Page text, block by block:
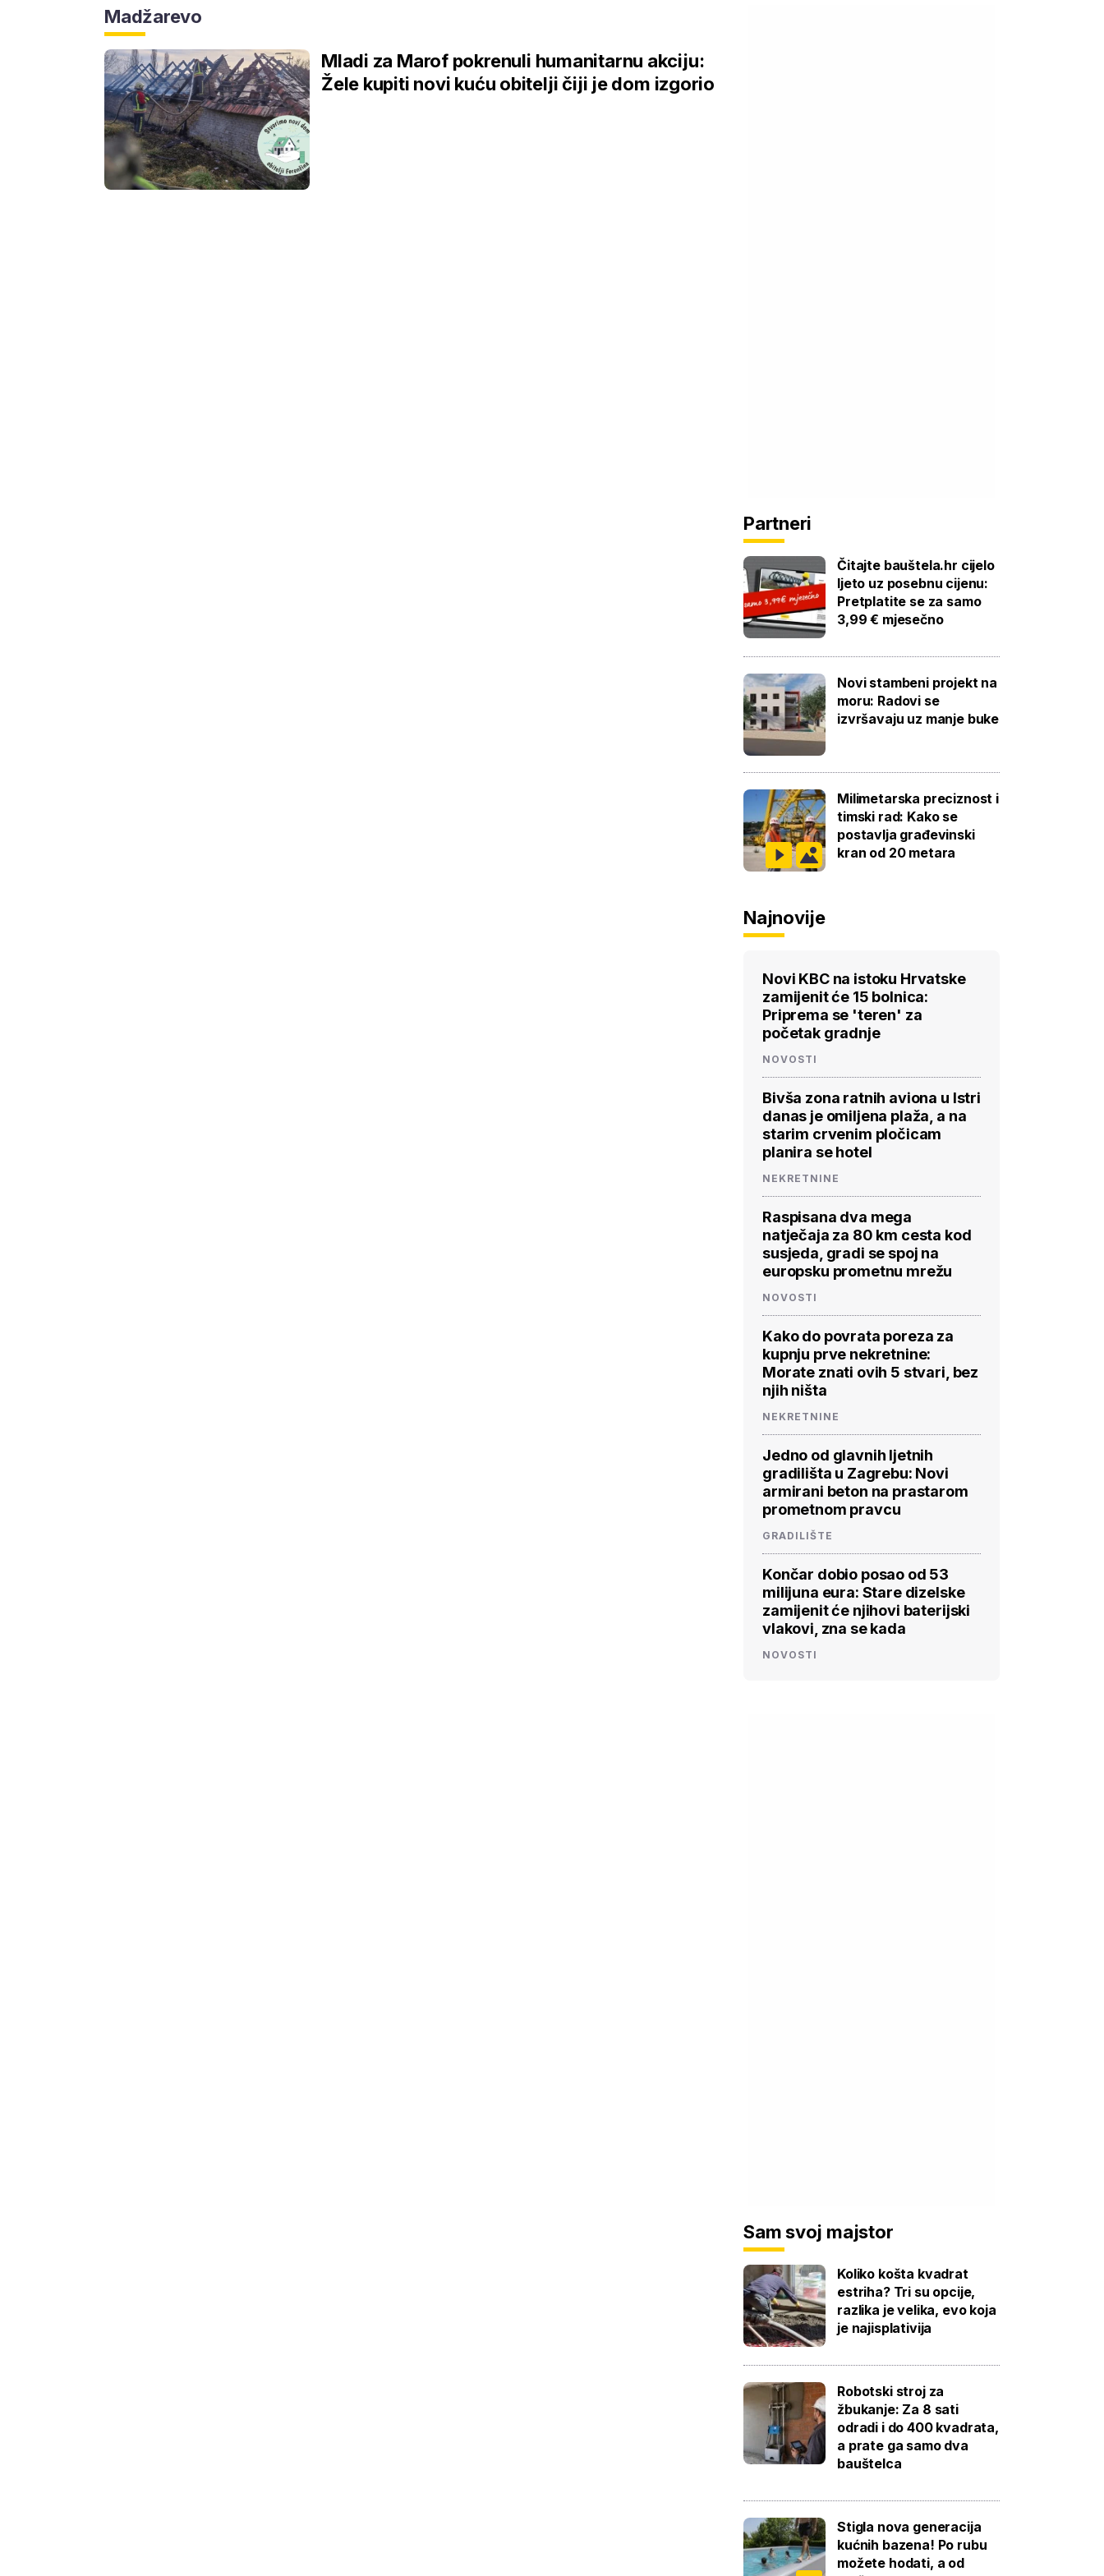
Madžarevo
Mladi za Marof pokrenuli humanitarnu akciju:
Žele kupiti novi kuću obitelji čiji je dom izgorio
Partneri
Čitajte bauštela.hr cijelo
ljeto uz posebnu cijenu:
Pretplatite se za samo
3,99 € mjesečno
Novi stambeni projekt na
moru: Radovi se
izvršavaju uz manje buke
Milimetarska preciznost i
timski rad: Kako se
postavlja građevinski
kran od 20 metara
Najnovije
Novi KBC na istoku Hrvatske
zamijenit će 15 bolnica:
Priprema se 'teren' za
početak gradnje
NOVOSTI
Bivša zona ratnih aviona u Istri
danas je omiljena plaža, a na
starim crvenim pločicam
planira se hotel
NEKRETNINE
Raspisana dva mega
natječaja za 80 km cesta kod
susjeda, gradi se spoj na
europsku prometnu mrežu
NOVOSTI
Kako do povrata poreza za
kupnju prve nekretnine:
Morate znati ovih 5 stvari, bez
njih ništa
NEKRETNINE
Jedno od glavnih ljetnih
gradilišta u Zagrebu: Novi
armirani beton na prastarom
prometnom pravcu
GRADILIŠTE
Končar dobio posao od 53
milijuna eura: Stare dizelske
zamijenit će njihovi baterijski
vlakovi, zna se kada
NOVOSTI
Sam svoj majstor
Koliko košta kvadrat
estriha? Tri su opcije,
razlika je velika, evo koja
je najisplativija
Robotski stroj za
žbukanje: Za 8 sati
odradi i do 400 kvadrata,
a prate ga samo dva
bauštelca
Stigla nova generacija
kućnih bazena! Po rubu
možete hodati, a od